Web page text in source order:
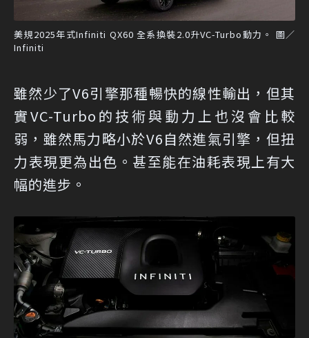
美規2025年式Infiniti QX60 全系換裝2.0升VC-Turbo動力。 圖／
Infiniti
雖然少了V6引擎那種暢快的線性輸出，但其
實VC-Turbo的技術與動力上也沒會比較
弱，雖然馬力略小於V6自然進氣引擎，但扭
力表現更為出色。甚至能在油耗表現上有大
幅的進步。